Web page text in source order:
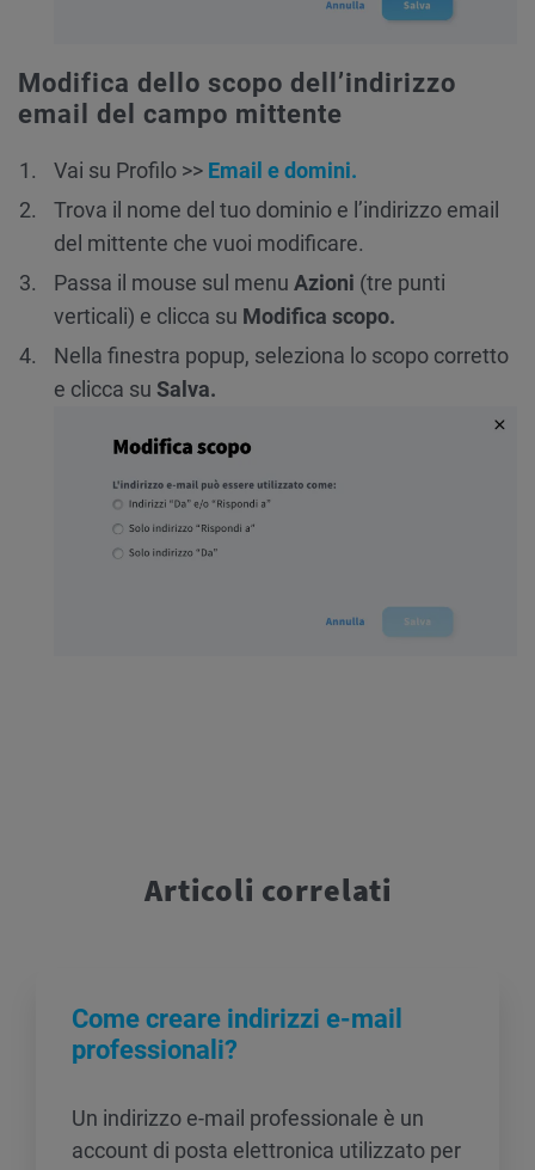
Modifica dello scopo dell’indirizzo
email del campo mittente
Vai su Profilo >> Email e domini.
Trova il nome del tuo dominio e l’indirizzo email
del mittente che vuoi modificare.
Passa il mouse sul menu Azioni (tre punti
verticali) e clicca su Modifica scopo.
Nella finestra popup, seleziona lo scopo corretto
e clicca su Salva.
Articoli correlati
Come creare indirizzi e-mail
professionali?
Un indirizzo e-mail professionale è un
account di posta elettronica utilizzato per